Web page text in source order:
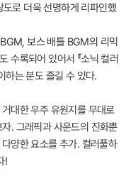
로 더욱 선명하게 리파인했
보스 배틀 BGM의 리믹
수록되어 있어서 『소닉 컬러
하는 분도 즐길 수 있다.
대한 우주 유원지를 무대로
자. 그래픽과 사운드의 진화뿐
양한 요소를 추가. 컬러풀하
!